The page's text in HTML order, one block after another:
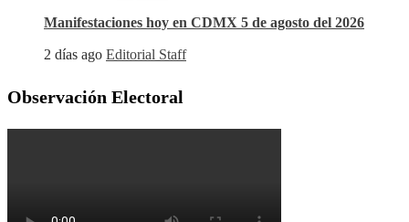
Manifestaciones hoy en CDMX 5 de agosto del 2026
2 días ago Editorial Staff
Observación Electoral